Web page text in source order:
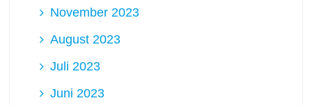
November 2023
August 2023
Juli 2023
Juni 2023